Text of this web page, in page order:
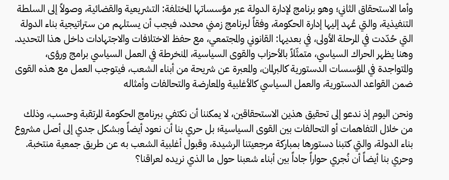
وأما الاستحقاق الثاني؛ وهو برنامج لإدارة الدولة عبر مؤسساتها المختلفة: التشريعية والقضائية، وصولاً إلى السلطة
التنفيذية، والتي عُهد إليها إدارة الحكومة، وفقاً لبرنامج زمني محدد، فيجب أن يستلهم من ستراتيجية بناء الدولة
التي حُدّدت في المرحلة الأولى، في بعديها: القانوني والمجتمعي، مع حفظ الاختلافات والاجتهادات داخل هذا التحديد.
وهنا يظهر الحراك السياسي، متمثّلاً بالأحزاب والقوى السياسية، المنخرطة في العمل السياسي برامج ورؤى،
والمتواجدة في المؤسسات الدستورية كالبرلمان، والمعبرة عن شريحة من أبناء الشعب، فيتوجب العمل مع هذه القوى
ضمن القواعد الدستورية، والعمل السياسي كالأغلبية والمعارضة والتحالفات وأمثاله
ونحن اليوم إذ ندعو إلى تحقيق هذين الاستحقاقين، لا يمكننا أن نكتفي ببرنامج الحكومة المرتقبة وحسب، وذلك
من خلال التفاهمات أو التحالفات بين القوى السياسية؛ بل حري بنا أن نعود أيضاً وبشكل جدي إلى أصل مشروع
بناء الدولة، والتي كتبنا دستورها بمباركة مرجعيتنا الرشيدة، وقبول أغلبية الشعب به عن طريق جمعية منتخبة.
وحري بنا أيضاً أن نُجري حواراً جاداً بين أبناء شعبنا حول ما الذي نريده لعراقنا؟